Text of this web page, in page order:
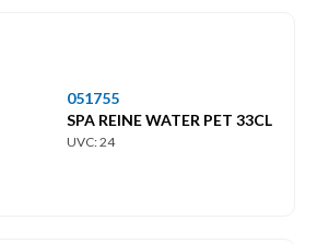
051755
SPA REINE WATER PET 33CL
UVC: 24